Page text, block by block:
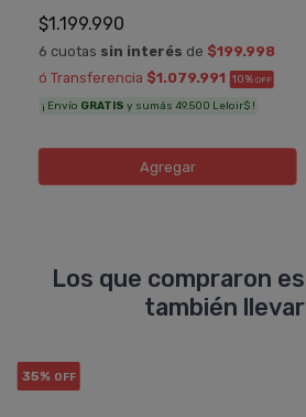
$1.199.990
6 cuotas sin interés de $199.998
ó Transferencia $1.079.991 10% OFF
¡ Envío GRATIS y sumás 49.500 Leloir$ !
Agregar
Los que compraron
también
35% OFF